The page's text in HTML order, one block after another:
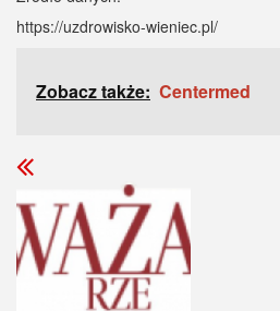
https://uzdrowisko-wieniec.pl/
Zobacz także: Centermed